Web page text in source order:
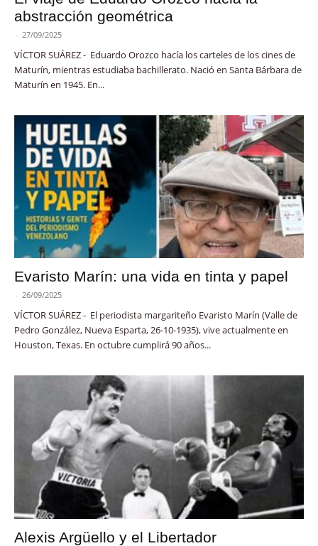
abstracción geométrica
- 27/09/2025
VÍCTOR SUÁREZ - Eduardo Orozco hacía los carteles de los cines de
Maturín, mientras estudiaba bachillerato. Nació en Santa Bárbara de
Maturín en 1945. En...
Evaristo Marín: una vida en tinta y papel
- 26/09/2025
VÍCTOR SUÁREZ - El periodista margariteño Evaristo Marín (Valle de
Pedro González, Nueva Esparta, 26-10-1935), vive actualmente en
Houston, Texas. En octubre cumplirá 90 años...
Alexis Argüello y el Libertador